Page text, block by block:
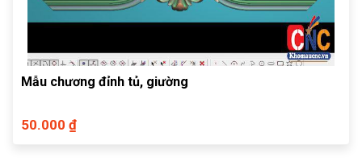
Mẫu chương đỉnh tủ, giường
50.000 ₫